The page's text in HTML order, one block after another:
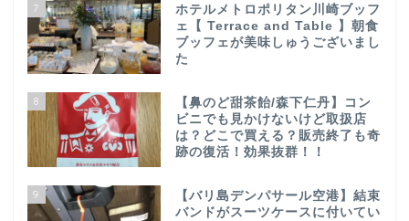
7
ホテルメトロポリタン川崎ブッフ
ェ【 Terrace and Table 】朝食
ブッフェが美味しゅうございまし
た
8
【鼻のど甜茶飴/森下仁丹】コン
ビニでも見かけないけど取扱店
は？どこで買える？販売終了も奇
跡の復活！効果抜群！！
9
【バリ島デンパサール空港】結束
バンドがスーツケースに付いてい